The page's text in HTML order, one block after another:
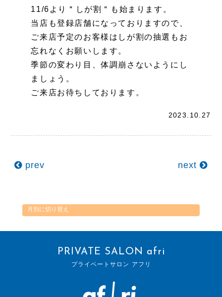
11/6より＂しが割＂も始まります。
当店も登録店舗になっておりますので、
ご来店予定のお客様はしが割の抽選もお
忘れなくお願いします。
季節の変わり目、体調崩さないようにし
ましょう。
ご来店お待ちしております。
2023.10.27
prev next
PRIVATE SALON afri
プライベートサロン アフリ